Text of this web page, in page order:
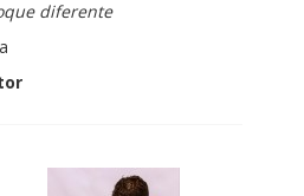
diferente